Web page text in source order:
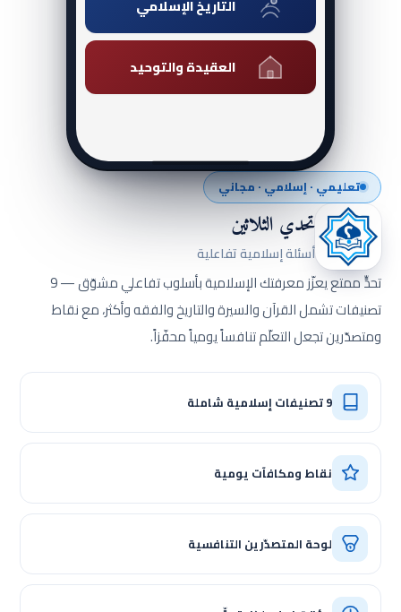
التاريخ الإسلامي
العقيدة والتوحيد
تعليمي · إسلامي · مجاني
تحدي الثلاثين
أسئلة إسلامية تفاعلية
تحدٍّ ممتع يعزّز معرفتك الإسلامية بأسلوب تفاعلي مشوّق — 9
تصنيفات تشمل القرآن والسيرة والتاريخ والفقه وأكثر، مع نقاط
ومتصدّرين تجعل التعلّم تنافساً يومياً محفّزاً.
9 تصنيفات إسلامية شاملة
نقاط ومكافآت يومية
لوحة المتصدّرين التنافسية